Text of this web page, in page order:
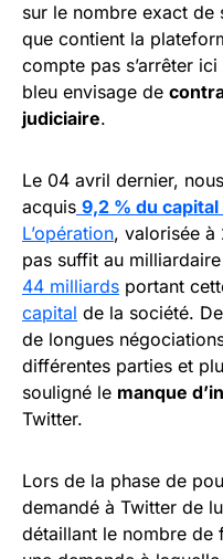
sur le nombre exact
que contient la
compte pas s’arrêter
bleu envisage de
judiciaire.
Le 04 avril dernier,
acquis 9,2 % du
L’opération, valorisée à
pas suffit au
44 milliards portant
capital de la société.
de longues
différentes parties et
souligné le manque
Twitter.
Lors de la phase de
demandé à Twitter de
détaillant le nombre de